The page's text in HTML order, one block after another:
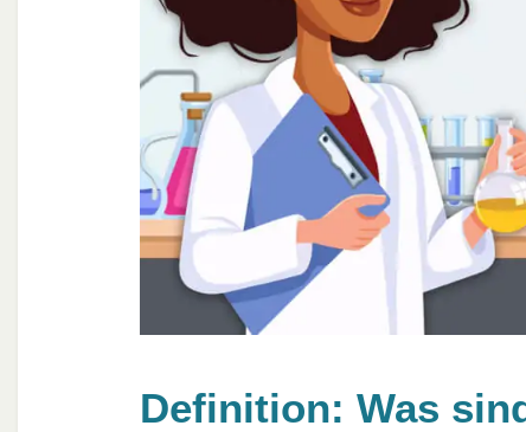
Definition: Was